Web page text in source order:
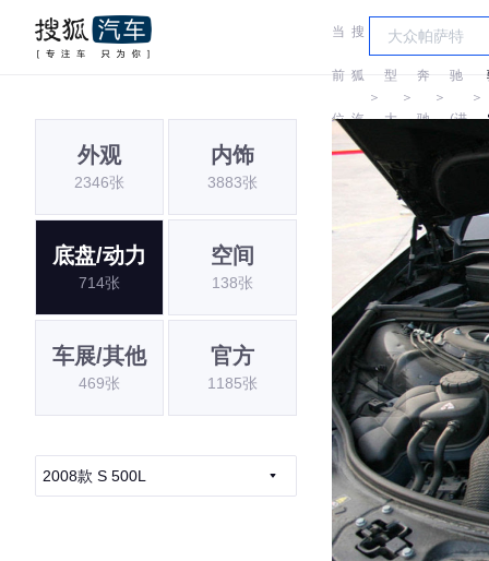
当
前
位
搜
狐
汽
＞
车
型
大
全
＞
奔
驰
＞
奔
驰
(进
口)
＞
外观
2346张
内饰
3883张
底盘/动力
714张
空间
138张
车展/其他
469张
官方
1185张
2008款 S 500L